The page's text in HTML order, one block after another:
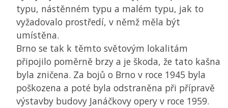
typu, nástěnném typu a malém typu, jak to
vyžadovalo prostředí, v němž měla být
umístěna.
Brno se tak k těmto světovým lokalitám
připojilo poměrně brzy a je škoda, že tato kašna
byla zničena. Za bojů o Brno v roce 1945 byla
poškozena a poté byla odstraněna při přípravě
výstavby budovy Janáčkovy opery v roce 1959.